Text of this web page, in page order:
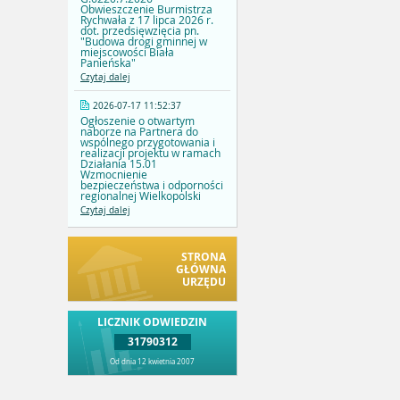
Obwieszczenie Burmistrza
Rychwała z 17 lipca 2026 r.
dot. przedsięwzięcia pn.
"Budowa drogi gminnej w
miejscowości Biała
Panieńska"
Czytaj dalej
2026-07-17 11:52:37
Ogłoszenie o otwartym
naborze na Partnera do
wspólnego przygotowania i
realizacji projektu w ramach
Działania 15.01
Wzmocnienie
bezpieczeństwa i odporności
regionalnej Wielkopolski
Czytaj dalej
STRONA
GŁÓWNA
URZĘDU
LICZNIK ODWIEDZIN
31790312
Od dnia 12 kwietnia 2007